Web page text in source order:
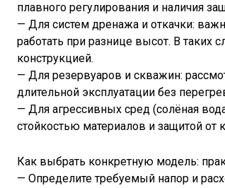
плавного регулирования и наличия
— Для систем дренажа и откачки:
работать при разнице высот. В
конструкцией.
— Для резервуаров и скважин:
длительной эксплуатации без
— Для агрессивных сред (солёная
стойкостью материалов и защитой от
Как выбрать конкретную модель:
— Определите требуемый напор и